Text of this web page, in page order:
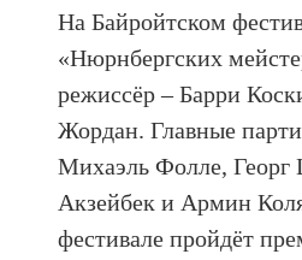
На Байройтском
«Нюрнбергских
режиссёр – Барри
Жордан. Главные
Михаэль Фолле, Георг
Акзейбек и Армин
фестивале пройдёт